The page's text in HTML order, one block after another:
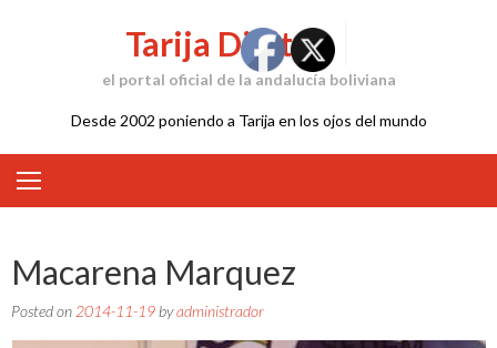
Tarija Digital
el portal oficial de la andalucía boliviana
Desde 2002 poniendo a Tarija en los ojos del mundo
Macarena Marquez
Posted on 2014-11-19 byadministrador